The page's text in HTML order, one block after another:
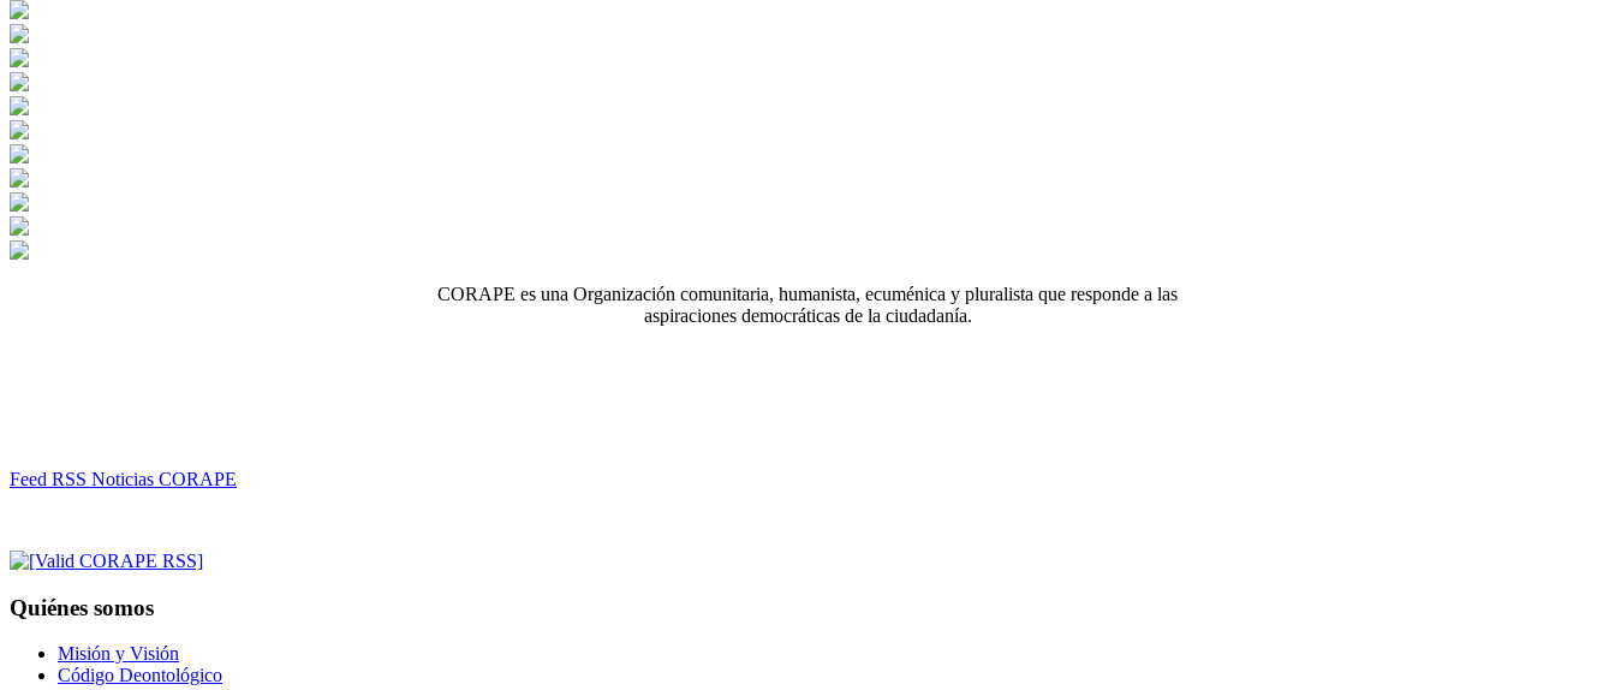
CORAPE es una Organización comunitaria, humanista, ecuménica y pluralista que responde a las
aspiraciones democráticas de la ciudadanía.
Feed RSS Noticias CORAPE
Quiénes somos
Misión y Visión
Código Deontológico